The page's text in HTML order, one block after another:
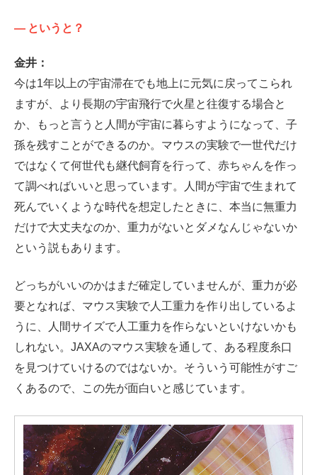
— というと？
金井：
今は1年以上の宇宙滞在でも地上に元気に戻ってこられ
ますが、より長期の宇宙飛行で火星と往復する場合と
か、もっと言うと人間が宇宙に暮らすようになって、子
孫を残すことができるのか。マウスの実験で一世代だけ
ではなくて何世代も継代飼育を行って、赤ちゃんを作っ
て調べればいいと思っています。人間が宇宙で生まれて
死んでいくような時代を想定したときに、本当に無重力
だけで大丈夫なのか、重力がないとダメなんじゃないか
という説もあります。
どっちがいいのかはまだ確定していませんが、重力が必
要となれば、マウス実験で人工重力を作り出しているよ
うに、人間サイズで人工重力を作らないといけないかも
しれない。JAXAのマウス実験を通して、ある程度糸口
を見つけていけるのではないか。そういう可能性がすご
くあるので、この先が面白いと感じています。